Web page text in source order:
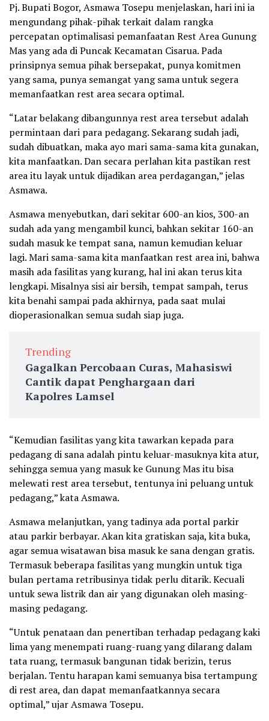
Pj. Bupati Bogor, Asmawa Tosepu menjelaskan, hari ini ia
mengundang pihak-pihak terkait dalam rangka
percepatan optimalisasi pemanfaatan Rest Area Gunung
Mas yang ada di Puncak Kecamatan Cisarua. Pada
prinsipnya semua pihak bersepakat, punya komitmen
yang sama, punya semangat yang sama untuk segera
memanfaatkan rest area secara optimal.
“Latar belakang dibangunnya rest area tersebut adalah
permintaan dari para pedagang. Sekarang sudah jadi,
sudah dibuatkan, maka ayo mari sama-sama kita gunakan,
kita manfaatkan. Dan secara perlahan kita pastikan rest
area itu layak untuk dijadikan area perdagangan,” jelas
Asmawa.
Asmawa menyebutkan, dari sekitar 600-an kios, 300-an
sudah ada yang mengambil kunci, bahkan sekitar 160-an
sudah masuk ke tempat sana, namun kemudian keluar
lagi. Mari sama-sama kita manfaatkan rest area ini, bahwa
masih ada fasilitas yang kurang, hal ini akan terus kita
lengkapi. Misalnya sisi air bersih, tempat sampah, terus
kita benahi sampai pada akhirnya, pada saat mulai
dioperasionalkan semua sudah siap juga.
Trending
Gagalkan Percobaan Curas, Mahasiswi
Cantik dapat Penghargaan dari
Kapolres Lamsel
“Kemudian fasilitas yang kita tawarkan kepada para
pedagang di sana adalah pintu keluar-masuknya kita atur,
sehingga semua yang masuk ke Gunung Mas itu bisa
melewati rest area tersebut, tentunya ini peluang untuk
pedagang,” kata Asmawa.
Asmawa melanjutkan, yang tadinya ada portal parkir
atau parkir berbayar. Akan kita gratiskan saja, kita buka,
agar semua wisatawan bisa masuk ke sana dengan gratis.
Termasuk beberapa fasilitas yang mungkin untuk tiga
bulan pertama retribusinya tidak perlu ditarik. Kecuali
untuk sewa listrik dan air yang digunakan oleh masing-
masing pedagang.
“Untuk penataan dan penertiban terhadap pedagang kaki
lima yang menempati ruang-ruang yang dilarang dalam
tata ruang, termasuk bangunan tidak berizin, terus
berjalan. Tentu harapan kami semuanya bisa tertampung
di rest area, dan dapat memanfaatkannya secara
optimal,” ujar Asmawa Tosepu.